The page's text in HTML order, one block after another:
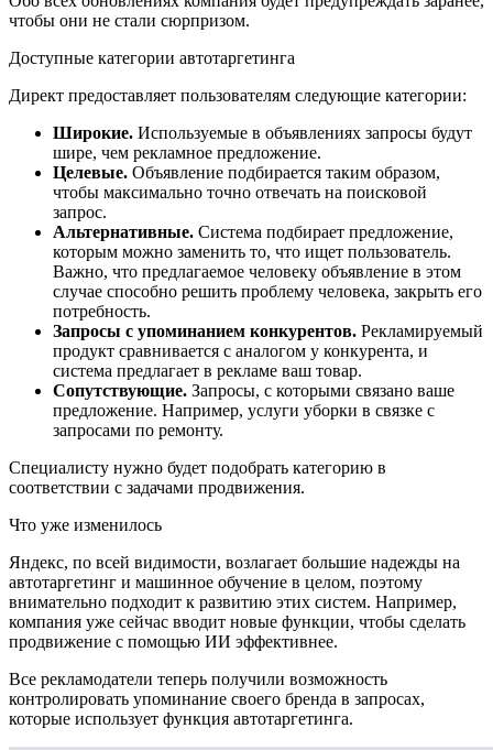
чтобы они не стали сюрпризом.
Доступные категории автотаргетинга
Директ предоставляет пользователям следующие категории:
Широкие. Используемые в объявлениях запросы будут
шире, чем рекламное предложение.
Целевые. Объявление подбирается таким образом,
чтобы максимально точно отвечать на поисковой
запрос.
Альтернативные. Система подбирает предложение,
которым можно заменить то, что ищет пользователь.
Важно, что предлагаемое человеку объявление в этом
случае способно решить проблему человека, закрыть его
потребность.
Запросы с упоминанием конкурентов. Рекламируемый
продукт сравнивается с аналогом у конкурента, и
система предлагает в рекламе ваш товар.
Сопутствующие. Запросы, с которыми связано ваше
предложение. Например, услуги уборки в связке с
запросами по ремонту.
Специалисту нужно будет подобрать категорию в
соответствии с задачами продвижения.
Что уже изменилось
Яндекс, по всей видимости, возлагает большие надежды на
автотаргетинг и машинное обучение в целом, поэтому
внимательно подходит к развитию этих систем. Например,
компания уже сейчас вводит новые функции, чтобы сделать
продвижение с помощью ИИ эффективнее.
Все рекламодатели теперь получили возможность
контролировать упоминание своего бренда в запросах,
которые использует функция автотаргетинга.